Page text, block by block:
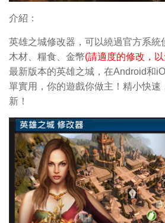
介紹：
英雄之城修改器，可以繞過官方系統
木材、糧食、金幣(請適度的修改，
最新版本的英雄之城，在Android和
單實用，你的遊戲你做主！精小快速
新！